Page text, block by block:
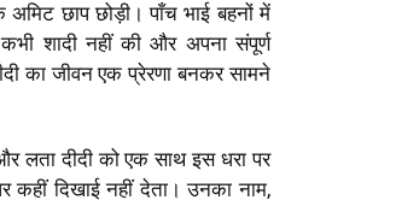
छाप छोड़ी। पाँच भाई बहनों में
शादी नहीं की और अपना संपूर्ण
का जीवन एक प्रेरणा बनकर सामने
लता दीदी को एक साथ इस धरा पर
कहीं दिखाई नहीं देता। उनका नाम,